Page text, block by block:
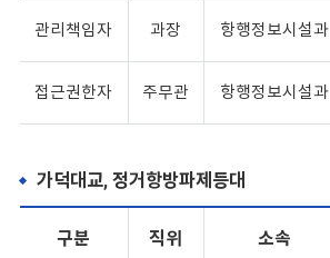
관리책임자 과장 항행정보시설과
접근권한자 주무관 항행정보시설과
가덕대교, 정거항방파제등대
구분 직위 소속